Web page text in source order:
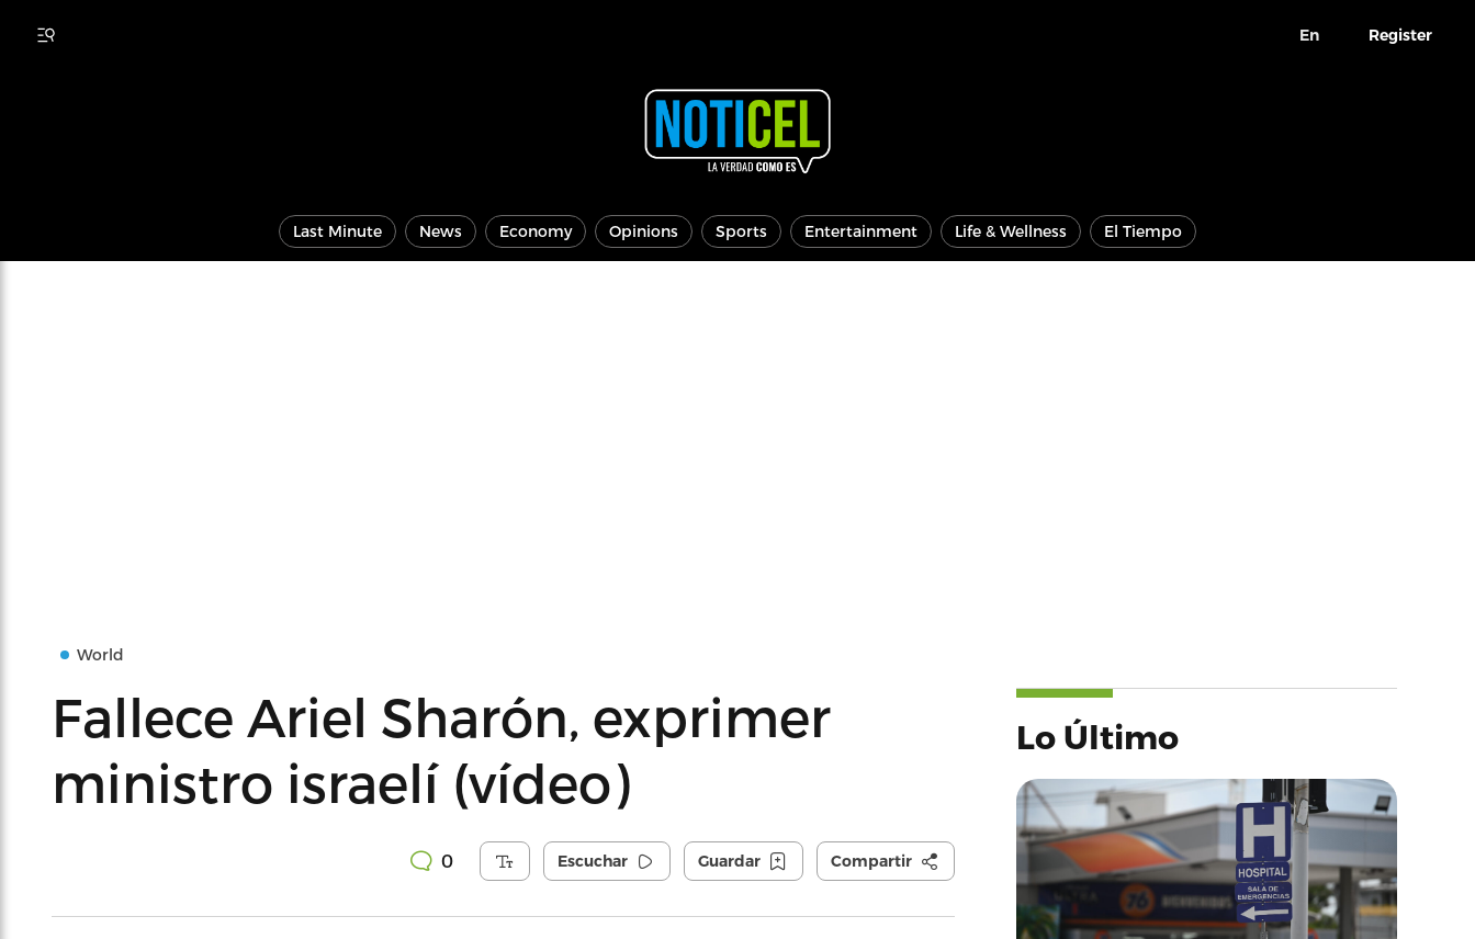
En Register
Last Minute News Economy Opinions Sports Entertainment Life & Wellness El Tiempo
World
Fallece Ariel Sharón, exprimer
ministro israelí (vídeo)
0 Escuchar Guardar Compartir
Lo Último